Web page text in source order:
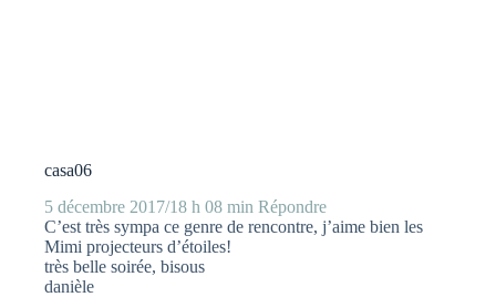
casa06
5 décembre 2017/18 h 08 min Répondre
C’est très sympa ce genre de rencontre, j’aime bien les
Mimi projecteurs d’étoiles!
très belle soirée, bisous
danièle